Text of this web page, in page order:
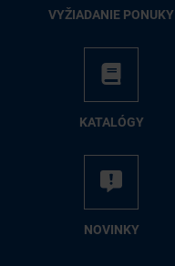
VY­ŽIA­DA­NIE PO­NU­KY
KA­TA­LÓ­GY
NO­VIN­KY